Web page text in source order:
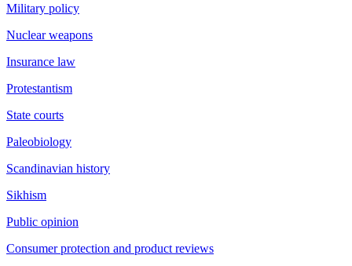
Military policy
Nuclear weapons
Insurance law
Protestantism
State courts
Paleobiology
Scandinavian history
Sikhism
Public opinion
Consumer protection and product reviews